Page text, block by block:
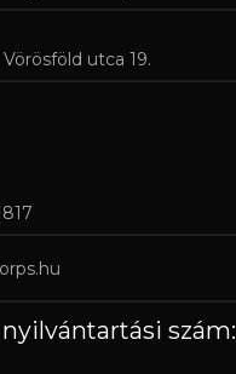
utca 19.
szám: